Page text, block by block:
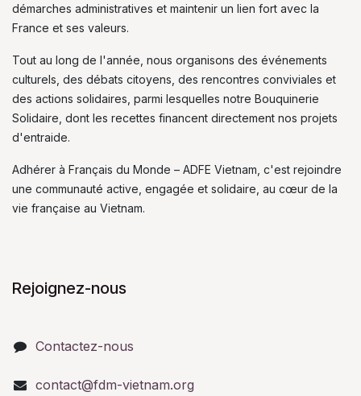
démarches administratives et maintenir un lien fort avec la
France et ses valeurs.
Tout au long de l'année, nous organisons des événements
culturels, des débats citoyens, des rencontres conviviales et
des actions solidaires, parmi lesquelles notre Bouquinerie
Solidaire, dont les recettes financent directement nos projets
d'entraide.
Adhérer à Français du Monde – ADFE Vietnam, c'est rejoindre
une communauté active, engagée et solidaire, au cœur de la
vie française au Vietnam.
Rejoignez-nous
Contactez-nous
contact@fdm-vietnam.org